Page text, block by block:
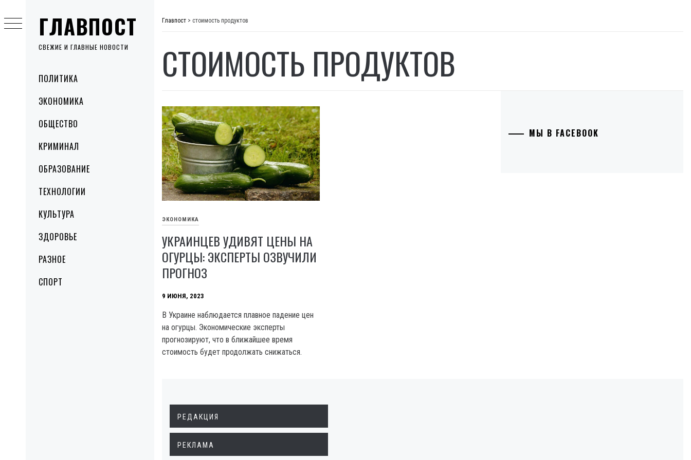
ГЛАВПОСТ
СВЕЖИЕ И ГЛАВНЫЕ НОВОСТИ
MenuПОЛИТИКА
ЭКОНОМИКА
ОБЩЕСТВО
КРИМИНАЛ
ОБРАЗОВАНИЕ
ТЕХНОЛОГИИ
КУЛЬТУРА
ЗДОРОВЬЕ
РАЗНОЕ
СПОРТ
to
content
Главпост > стоимость продуктов
СТОИМОСТЬ ПРОДУКТОВ
ЭКОНОМИКА
УКРАИНЦЕВ УДИВЯТ ЦЕНЫ НА
ОГУРЦЫ: ЭКСПЕРТЫ ОЗВУЧИЛИ
ПРОГНОЗ
9 ИЮНЯ, 2023
В Украине наблюдается плавное падение цен
на огурцы. Экономические эксперты
прогнозируют, что в ближайшее время
стоимость будет продолжать снижаться.
МЫ В FACEBOOK
РЕДАКЦИЯ
РЕКЛАМА